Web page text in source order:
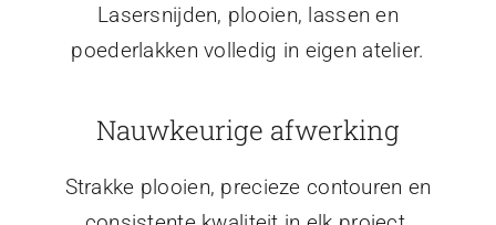
Lasersnijden, plooien, lassen en
poederlakken volledig in eigen atelier.
Nauwkeurige afwerking
Strakke plooien, precieze contouren en